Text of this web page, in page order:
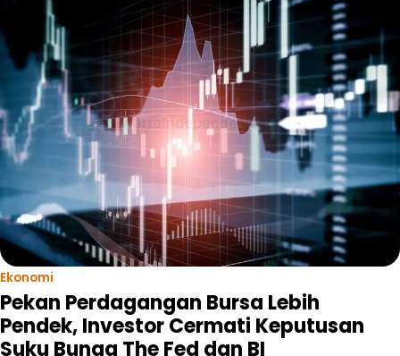
Ekonomi
Pekan Perdagangan Bursa Lebih
Pendek, Investor Cermati Keputusan
Suku Bunga The Fed dan BI